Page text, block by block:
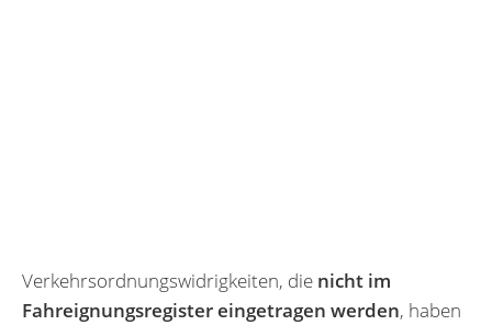
Verkehrsordnungswidrigkeiten, die nicht im
Fahreignungsregister eingetragen werden, haben